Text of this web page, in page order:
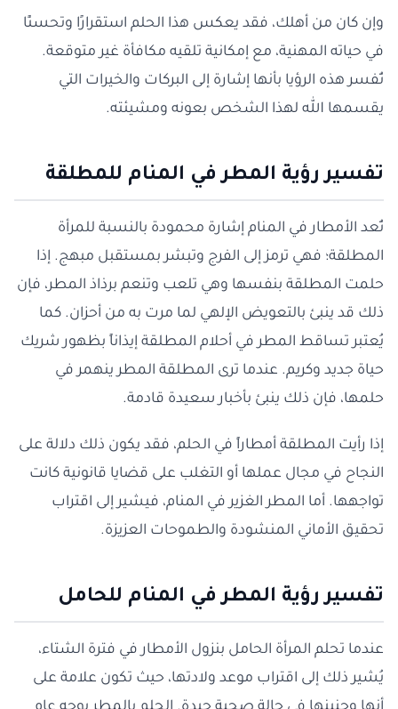
وإن كان من أهلك، فقد يعكس هذا الحلم استقرارًا وتحسنًا
في حياته المهنية، مع إمكانية تلقيه مكافأة غير متوقعة.
تُفسر هذه الرؤيا بأنها إشارة إلى البركات والخيرات التي
يقسمها الله لهذا الشخص بعونه ومشيئته.
تفسير رؤية المطر في المنام للمطلقة
تُعد الأمطار في المنام إشارة محمودة بالنسبة للمرأة
المطلقة؛ فهي ترمز إلى الفرج وتبشر بمستقبل مبهج. إذا
حلمت المطلقة بنفسها وهي تلعب وتنعم برذاذ المطر، فإن
ذلك قد ينبئ بالتعويض الإلهي لما مرت به من أحزان. كما
يُعتبر تساقط المطر في أحلام المطلقة إيذاناً بظهور شريك
حياة جديد وكريم. عندما ترى المطلقة المطر ينهمر في
حلمها، فإن ذلك ينبئ بأخبار سعيدة قادمة.
إذا رأيت المطلقة أمطاراً في الحلم، فقد يكون ذلك دلالة على
النجاح في مجال عملها أو التغلب على قضايا قانونية كانت
تواجهها. أما المطر الغزير في المنام، فيشير إلى اقتراب
تحقيق الأماني المنشودة والطموحات العزيزة.
تفسير رؤية المطر في المنام للحامل
عندما تحلم المرأة الحامل بنزول الأمطار في فترة الشتاء،
يُشير ذلك إلى اقتراب موعد ولادتها، حيث تكون علامة على